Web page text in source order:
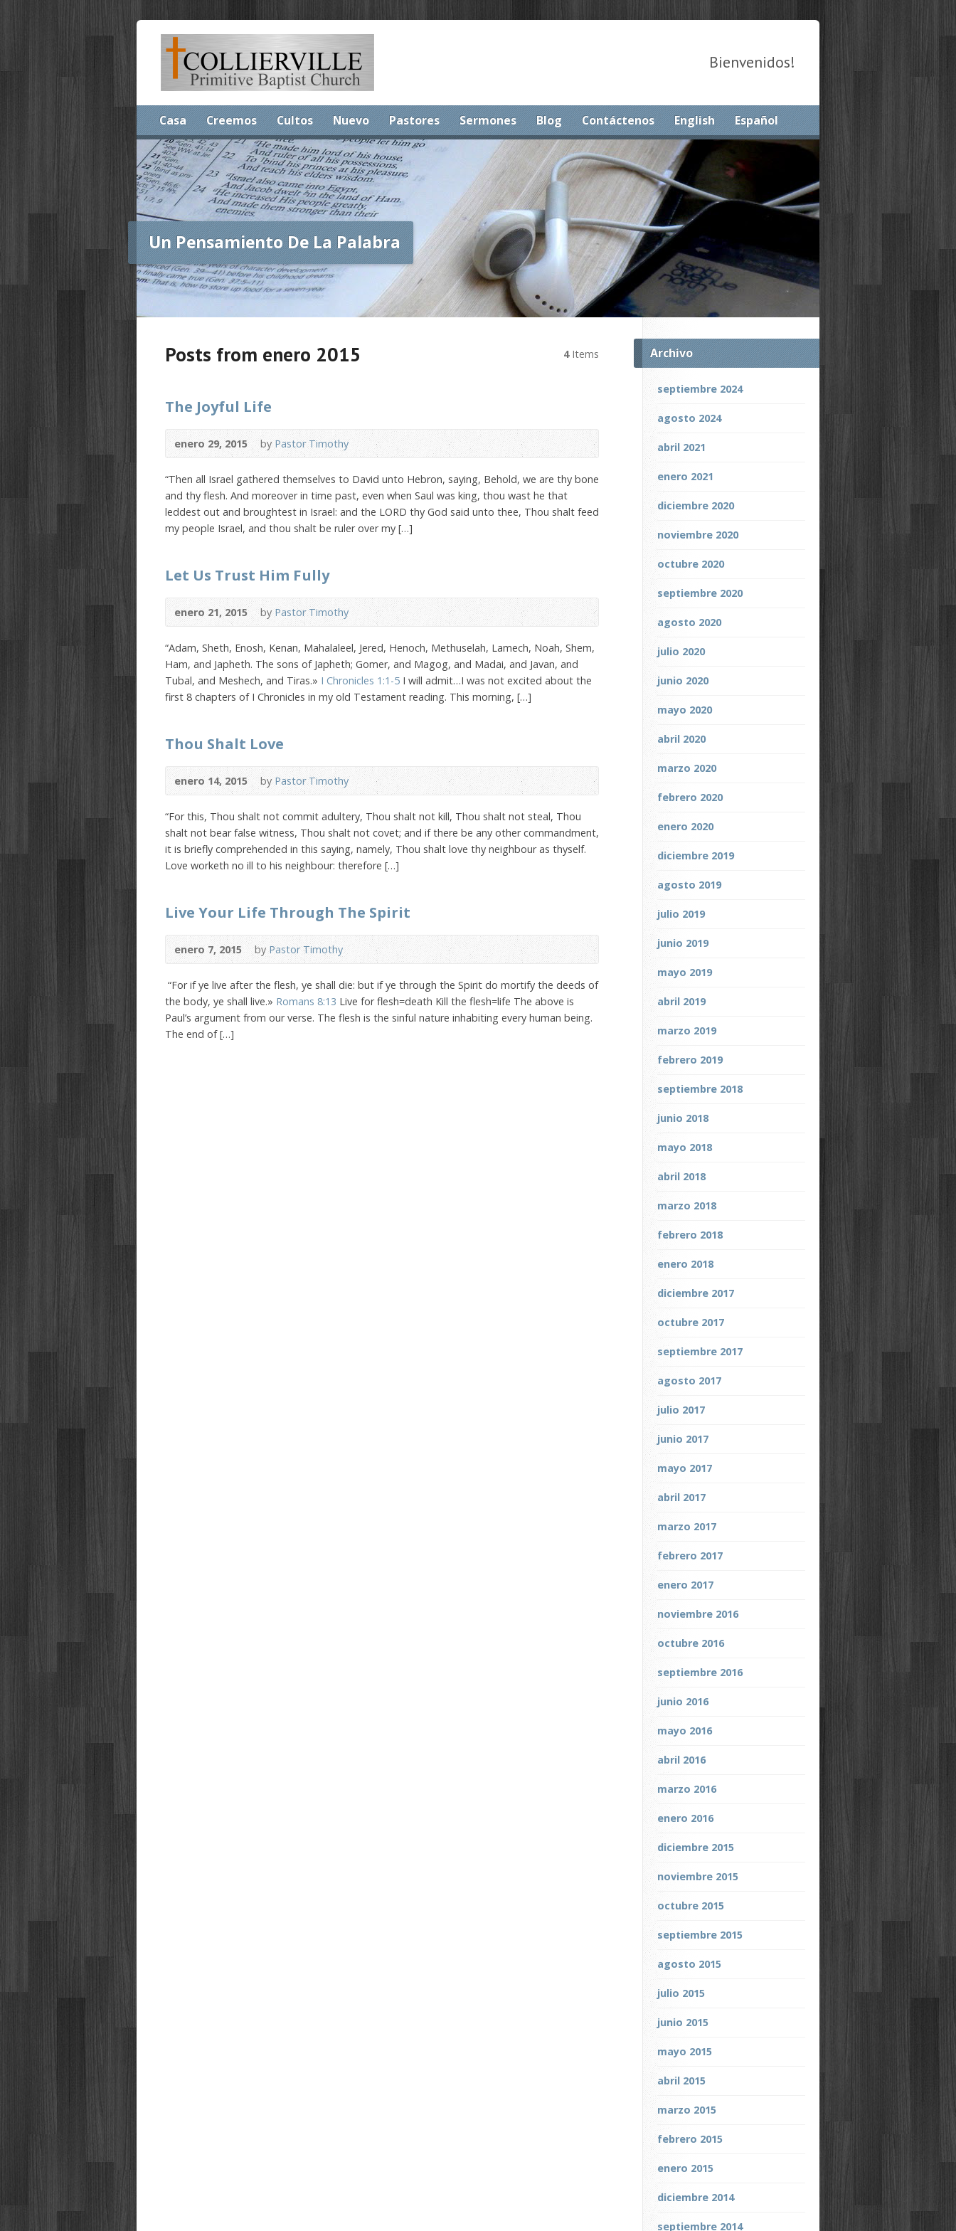
Bienvenidos!
Casa Creemos Cultos Nuevo Pastores Sermones Blog Contáctenos English Español
Un Pensamiento De La Palabra
Posts from enero 2015 4Items
The Joyful Life
enero 29, 2015 by Pastor Timothy
“Then all Israel gathered themselves to David unto Hebron, saying, Behold, we are thy bone
and thy flesh. And moreover in time past, even when Saul was king, thou wast he that
leddest out and broughtest in Israel: and the LORD thy God said unto thee, Thou shalt feed
my people Israel, and thou shalt be ruler over my […]
Let Us Trust Him Fully
enero 21, 2015 by Pastor Timothy
“Adam, Sheth, Enosh, Kenan, Mahalaleel, Jered, Henoch, Methuselah, Lamech, Noah, Shem,
Ham, and Japheth. The sons of Japheth; Gomer, and Magog, and Madai, and Javan, and
Tubal, and Meshech, and Tiras.» I Chronicles 1:1-5 I will admit…I was not excited about the
first 8 chapters of I Chronicles in my old Testament reading. This morning, […]
Thou Shalt Love
enero 14, 2015 by Pastor Timothy
“For this, Thou shalt not commit adultery, Thou shalt not kill, Thou shalt not steal, Thou
shalt not bear false witness, Thou shalt not covet; and if there be any other commandment,
it is briefly comprehended in this saying, namely, Thou shalt love thy neighbour as thyself.
Love worketh no ill to his neighbour: therefore […]
Live Your Life Through The Spirit
enero 7, 2015 by Pastor Timothy
“For if ye live after the flesh, ye shall die: but if ye through the Spirit do mortify the deeds of
the body, ye shall live.» Romans 8:13 Live for flesh=death Kill the flesh=life The above is
Paul’s argument from our verse. The flesh is the sinful nature inhabiting every human being.
The end of […]
Archivo
septiembre 2024
agosto 2024
abril 2021
enero 2021
diciembre 2020
noviembre 2020
octubre 2020
septiembre 2020
agosto 2020
julio 2020
junio 2020
mayo 2020
abril 2020
marzo 2020
febrero 2020
enero 2020
diciembre 2019
agosto 2019
julio 2019
junio 2019
mayo 2019
abril 2019
marzo 2019
febrero 2019
septiembre 2018
junio 2018
mayo 2018
abril 2018
marzo 2018
febrero 2018
enero 2018
diciembre 2017
octubre 2017
septiembre 2017
agosto 2017
julio 2017
junio 2017
mayo 2017
abril 2017
marzo 2017
febrero 2017
enero 2017
noviembre 2016
octubre 2016
septiembre 2016
junio 2016
mayo 2016
abril 2016
marzo 2016
enero 2016
diciembre 2015
noviembre 2015
octubre 2015
septiembre 2015
agosto 2015
julio 2015
junio 2015
mayo 2015
abril 2015
marzo 2015
febrero 2015
enero 2015
diciembre 2014
septiembre 2014